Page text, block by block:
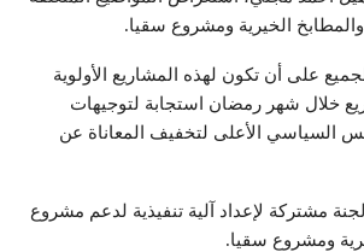
الخيرية ومشروع سقيا.
على أن تكون لهذه المشاريع الأولوية
خلال شهر رمضان استجابة لتوجيهات
السياسي الأعلى لتخفيف المعاناة عن
مشتركة لإعداد آلية تنفيذية لدعم مشروع
ومشروع سقيا.